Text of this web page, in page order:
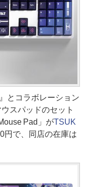
とコラボレーション
スパッドのセット
Pad」がTSUK
円で、同店の在庫は